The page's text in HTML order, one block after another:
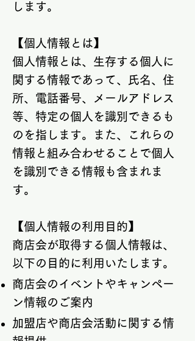
します。
【個人情報とは】
個人情報とは、生存する個人に
関する情報であって、氏名、住
所、電話番号、メールアドレス
等、特定の個人を識別できるも
のを指します。また、これらの
情報と組み合わせることで個人
を識別できる情報も含まれま
す。
【個人情報の利用目的】
商店会が取得する個人情報は、
以下の目的に利用いたします。
商店会のイベントやキャンペー
ン情報のご案内
加盟店や商店会活動に関する情